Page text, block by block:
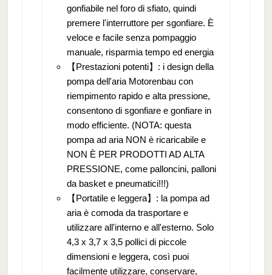
gonfiabile nel foro di sfiato, quindi
premere l'interruttore per sgonfiare. È
veloce e facile senza pompaggio
manuale, risparmia tempo ed energia
【Prestazioni potenti】: i design della
pompa dell'aria Motorenbau con
riempimento rapido e alta pressione,
consentono di sgonfiare e gonfiare in
modo efficiente. (NOTA: questa
pompa ad aria NON è ricaricabile e
NON È PER PRODOTTI AD ALTA
PRESSIONE, come palloncini, palloni
da basket e pneumatici!!!)
【Portatile e leggera】: la pompa ad
aria è comoda da trasportare e
utilizzare all'interno e all'esterno. Solo
4,3 x 3,7 x 3,5 pollici di piccole
dimensioni e leggera, così puoi
facilmente utilizzare, conservare,